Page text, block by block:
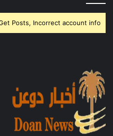
Posts, Incorrect account info.